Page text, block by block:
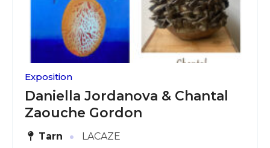
Exposition
Daniella Jordanova & Chantal
Zaouche Gordon
Tarn · LACAZE